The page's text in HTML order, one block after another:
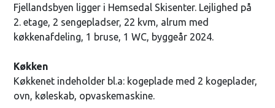
Fjellandsbyen ligger i Hemsedal Skisenter. Lejlighed på
2. etage, 2 sengepladser, 22 kvm, alrum med
køkkenafdeling, 1 bruse, 1 WC, byggeår 2024.
Køkken
Køkkenet indeholder bl.a: kogeplade med 2 kogeplader,
ovn, køleskab, opvaskemaskine.